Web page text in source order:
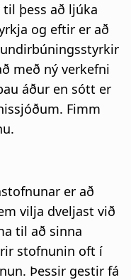
þess að ljúka
og eftir er að
með ný verkefni
áður en sótt er
Fimm
er að
vilja dveljast við
til að sinna
stofnunin oft í
Þessir gestir fá